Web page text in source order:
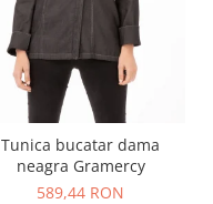
Tunica bucatar dama
neagra Gramercy
589,44 RON